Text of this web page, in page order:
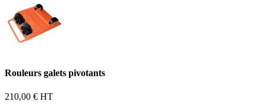
Rouleurs galets pivotants
210,00 € HT